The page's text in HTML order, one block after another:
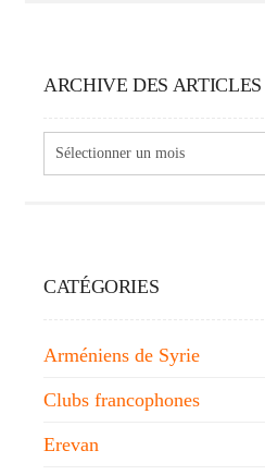
ARCHIVE DES ARTICLES
des
CATÉGORIES
Arméniens de Syrie
Clubs francophones
Erevan